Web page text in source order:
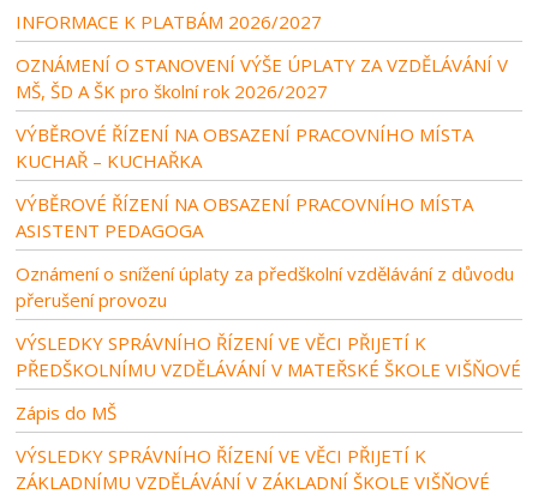
INFORMACE K PLATBÁM 2026/2027
OZNÁMENÍ O STANOVENÍ VÝŠE ÚPLATY ZA VZDĚLÁVÁNÍ V
MŠ, ŠD A ŠK pro školní rok 2026/2027
VÝBĚROVÉ ŘÍZENÍ NA OBSAZENÍ PRACOVNÍHO MÍSTA
KUCHAŘ – KUCHAŘKA
VÝBĚROVÉ ŘÍZENÍ NA OBSAZENÍ PRACOVNÍHO MÍSTA
ASISTENT PEDAGOGA
Oznámení o snížení úplaty za předškolní vzdělávání z důvodu
přerušení provozu
VÝSLEDKY SPRÁVNÍHO ŘÍZENÍ VE VĚCI PŘIJETÍ K
PŘEDŠKOLNÍMU VZDĚLÁVÁNÍ V MATEŘSKÉ ŠKOLE VIŠŇOVÉ
Zápis do MŠ
VÝSLEDKY SPRÁVNÍHO ŘÍZENÍ VE VĚCI PŘIJETÍ K
ZÁKLADNÍMU VZDĚLÁVÁNÍ V ZÁKLADNÍ ŠKOLE VIŠŇOVÉ